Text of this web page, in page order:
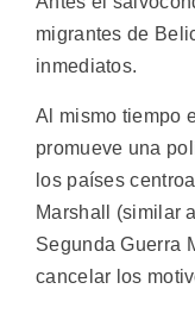
migrantes de
inmediatos.
Al mismo tiempo
promueve una
los países
Marshall (similar
Segunda Guerra
cancelar los